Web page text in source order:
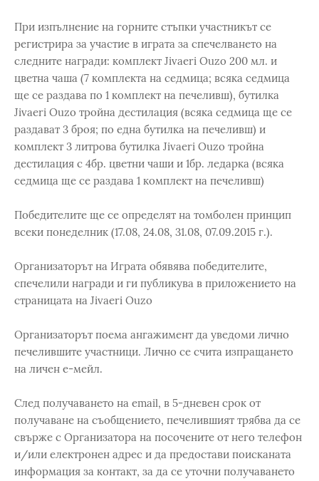
При изпълнение на горните стъпки участникът се
регистрира за участие в играта за спечелването на
следните награди: комплект Jivaeri Ouzo 200 мл. и
цветна чаша (7 комплекта на седмица; всяка седмица
ще се раздава по 1 комплект на печеливш), бутилка
Jivaeri Ouzo тройна дестилация (всяка седмица ще се
раздават 3 броя; по една бутилка на печеливш) и
комплект 3 литрова бутилка Jivaeri Ouzo тройна
дестилация с 4бр. цветни чаши и 1бр. ледарка (всяка
седмица ще се раздава 1 комплект на печеливш)
Победителите ще се определят на томболен принцип
всеки понеделник (17.08, 24.08, 31.08, 07.09.2015 г.).
Организаторът на Играта обявява победителите,
спечелили награди и ги публикува в приложението на
страницата на Jivaeri Ouzo
Организаторът поема ангажимент да уведоми лично
печелившите участници. Лично се счита изпращането
на личен е-мейл.
След получаването на email, в 5-дневен срок от
получаване на съобщението, печелившият трябва да се
свърже с Организатора на посочените от него телефон
и/или електронен адрес и да предостави поисканата
информация за контакт, за да се уточни получаването